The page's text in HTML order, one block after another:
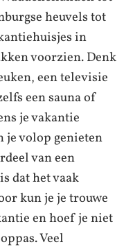
heuvels tot
in
voorzien. Denk
een televisie
een sauna of
je vakantie
je volop genieten
van een
dat het vaak
kun je je trouwe
en hoef je niet
Veel